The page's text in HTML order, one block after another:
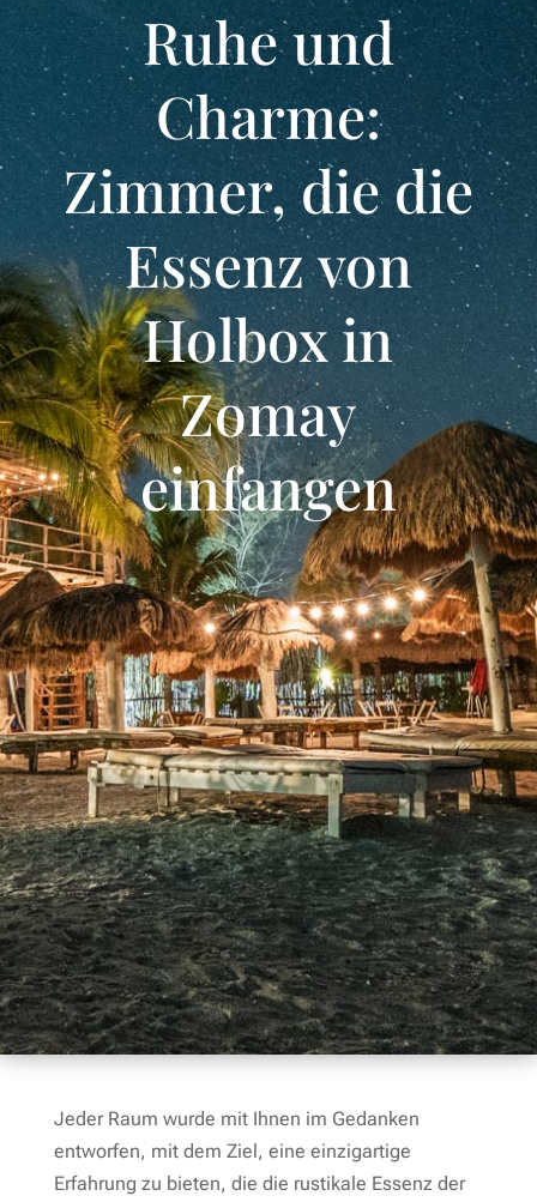
Ruhe und
Charme:
Zimmer, die die
Essenz von
Holbox in
Zomay
einfangen
Jeder Raum wurde mit Ihnen im Gedanken
entworfen, mit dem Ziel, eine einzigartige
Erfahrung zu bieten, die die rustikale Essenz der